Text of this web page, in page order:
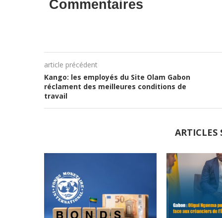
Commentaires
article précédent
Kango: les employés du Site Olam Gabon
réclament des meilleures conditions de
travail
ARTICLES